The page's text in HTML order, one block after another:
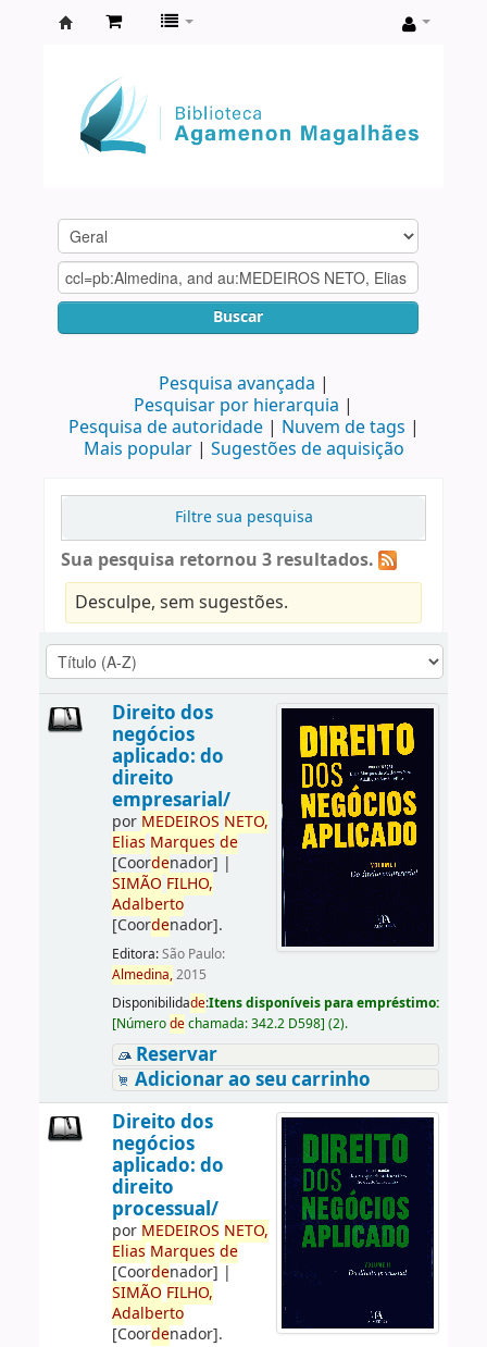
Agamenon
Magalhães
Buscar
Pesquisa avançada
Pesquisar por hierarquia
Pesquisa de autoridade
Nuvem de tags
Mais popular
Sugestões de aquisição
Filtre sua pesquisa
Sua pesquisa retornou 3 resultados.
Desculpe, sem sugestões.
Direito dos
negócios
aplicado: do
direito
empresarial/
por MEDEIROS NETO,
Elias Marques de
[Coordenador] |
SIMÃO FILHO,
Adalberto
[Coordenador].
Editora:São Paulo:
Almedina,2015
Disponibilidade:Itens disponíveis para empréstimo:
[Númerodechamada:342.2 D598] (2).
Reservar
Adicionar ao seu carrinho
Direito dos
negócios
aplicado: do
direito
processual/
por MEDEIROS NETO,
Elias Marques de
[Coordenador] |
SIMÃO FILHO,
Adalberto
[Coordenador].